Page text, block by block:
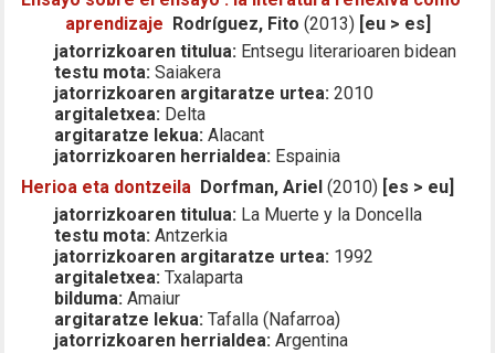
aprendizaje
Rodríguez, Fito (2013) [eu > es]
jatorrizkoaren titulua: Entsegu literarioaren bidean
testu mota: Saiakera
jatorrizkoaren argitaratze urtea: 2010
argitaletxea: Delta
argitaratze lekua: Alacant
jatorrizkoaren herrialdea: Espainia
Herioa eta dontzeila Dorfman, Ariel (2010) [es > eu]
jatorrizkoaren titulua: La Muerte y la Doncella
testu mota: Antzerkia
jatorrizkoaren argitaratze urtea: 1992
argitaletxea: Txalaparta
bilduma: Amaiur
argitaratze lekua: Tafalla (Nafarroa)
jatorrizkoaren herrialdea: Argentina